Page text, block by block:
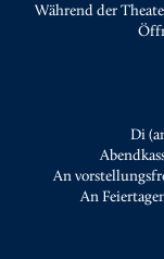
Während der
Di
An
An